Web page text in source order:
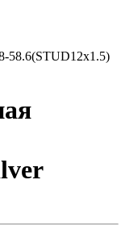
58.6(STUD12x1.5)